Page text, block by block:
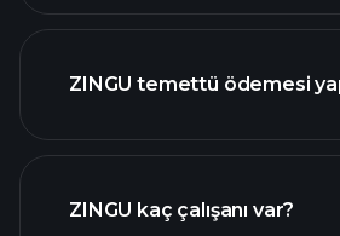
raporlar
ZINGU temettü ödemesi
hisseler
ZINGU kaç çalışanı var?